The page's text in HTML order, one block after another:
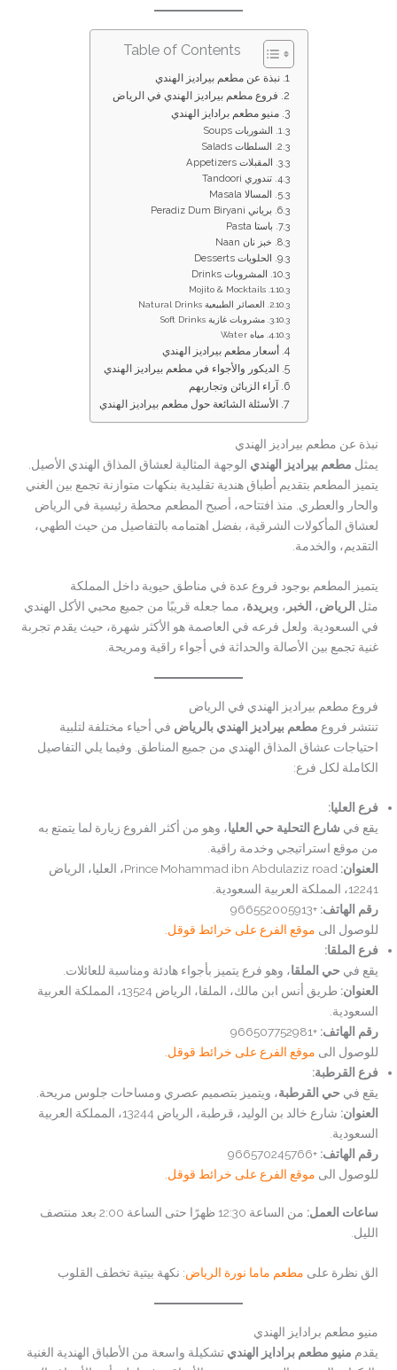
Table of Contents
نبذة عن مطعم بيراديز الهندي
فروع مطعم بيراديز الهندي في الرياض
منيو مطعم برادايز الهندي
الشوربات Soups
السلطات Salads
المقبلات Appetizers
تندوري Tandoori
المسالا Masala
برياني Peradiz Dum Biryani
باستا Pasta
خبز نان Naan
الحلويات Desserts
المشروبات Drinks
Mojito & Mocktails
العصائر الطبيعية Natural Drinks
مشروبات غازية Soft Drinks
مياه Water
أسعار مطعم بيراديز الهندي
الديكور والأجواء في مطعم بيراديز الهندي
آراء الزبائن وتجاربهم
الأسئلة الشائعة حول مطعم بيراديز الهندي
نبذة عن مطعم بيراديز الهندي
يمثل مطعم بيراديز الهندي الوجهة المثالية لعشاق المذاق الهندي الأصيل.
يتميز المطعم بتقديم أطباق هندية تقليدية بنكهات متوازنة تجمع بين الغني
والحار والعطري. منذ افتتاحه، أصبح المطعم محطة رئيسية في الرياض
لعشاق المأكولات الشرقية، بفضل اهتمامه بالتفاصيل من حيث الطهي،
التقديم، والخدمة.
يتميز المطعم بوجود فروع عدة في مناطق حيوية داخل المملكة
مثل الرياض، الخبر ، وبريدة، مما جعله قريبًا من جميع محبي الأكل الهندي
في السعودية. ولعل فرعه في العاصمة هو الأكثر شهرة، حيث يقدم تجربة
غنية تجمع بين الأصالة والحداثة في أجواء راقية ومريحة.
فروع مطعم بيراديز الهندي في الرياض
تنتشر فروع مطعم بيراديز الهندي بالرياض في أحياء مختلفة لتلبية
احتياجات عشاق المذاق الهندي من جميع المناطق. وفيما يلي التفاصيل
الكاملة لكل فرع:
فرع العليا:
يقع في شارع التحلية حي العليا، وهو من أكثر الفروع زيارة لما يتمتع به
من موقع استراتيجي وخدمة راقية.
العنوان:
Prince Mohammad ibn Abdulaziz road، العليا، الرياض
12241، المملكة العربية السعودية.
رقم الهاتف: +966552005913
للوصول الى موقع الفرع على خرائط قوقل
فرع الملقا:
يقع في حي الملقا، وهو فرع يتميز بأجواء هادئة ومناسبة للعائلات.
العنوان:
طريق أنس ابن مالك، الملقا، الرياض 13524، المملكة العربية
السعودية.
رقم الهاتف: +966507752981
للوصول الى موقع الفرع على خرائط قوقل
فرع القرطبة:
يقع في حي القرطبة، ويتميز بتصميم عصري ومساحات جلوس مريحة.
العنوان:
شارع خالد بن الوليد، قرطبة، الرياض 13244، المملكة العربية
السعودية.
رقم الهاتف: +966570245766
للوصول الى موقع الفرع على خرائط قوقل
ساعات العمل:
من الساعة 12:30 ظهرًا حتى الساعة 2:00 بعد منتصف
الليل.
الق نظرة على مطعم ماما نورة الرياض: نكهة بيتية تخطف القلوب
منيو مطعم برادايز الهندي
يقدم منيو مطعم برادايز الهندي تشكيلة واسعة من الأطباق الهندية الغنية